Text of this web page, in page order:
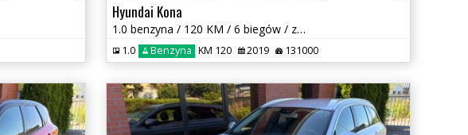
Hyundai Kona
1.0 benzyna / 120 KM / 6 biegów / zarej w PL / możliwa zamiana
1.0 Benzyna KM 120 2019 131000